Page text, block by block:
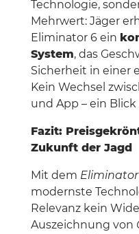
Technologie,
Mehrwert: Jäger
Eliminator 6 ein
System, das
Sicherheit in einer
Kein Wechsel
und App – ein
Fazit:
Zukunft der Jagd
Mit dem
modernste
Relevanz kein
Auszeichnung von